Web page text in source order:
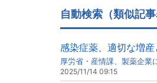
自動検索（類似記事
感染症薬、適切な増
厚労省・産情課、製薬企業
2025/11/14 09:15